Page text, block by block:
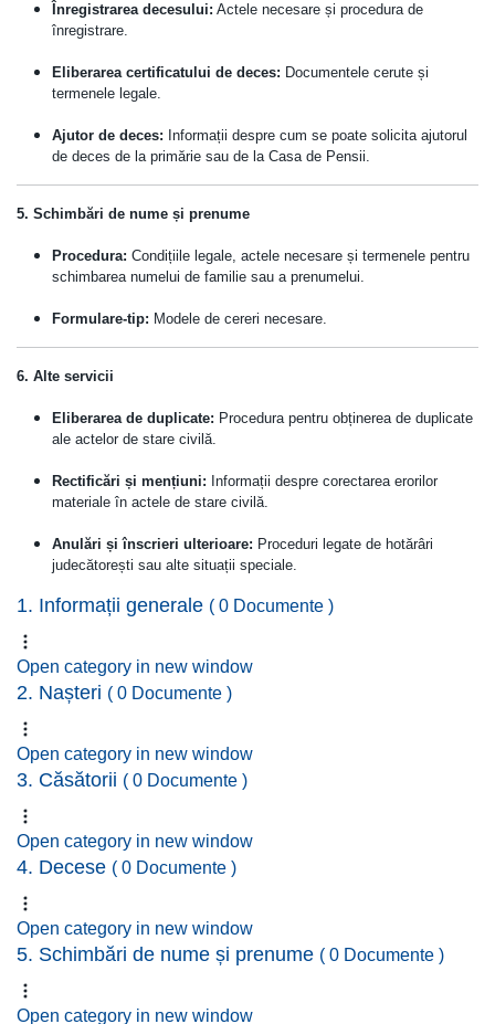
Înregistrarea decesului: Actele necesare și procedura de
înregistrare.
Eliberarea certificatului de deces: Documentele cerute și
termenele legale.
Ajutor de deces: Informații despre cum se poate solicita ajutorul
de deces de la primărie sau de la Casa de Pensii.
5. Schimbări de nume și prenume
Procedura: Condițiile legale, actele necesare și termenele pentru
schimbarea numelui de familie sau a prenumelui.
Formulare-tip: Modele de cereri necesare.
6. Alte servicii
Eliberarea de duplicate: Procedura pentru obținerea de duplicate
ale actelor de stare civilă.
Rectificări și mențiuni: Informații despre corectarea erorilor
materiale în actele de stare civilă.
Anulări și înscrieri ulterioare: Proceduri legate de hotărâri
judecătorești sau alte situații speciale.
1. Informații generale ( 0 Documente )
Open category in new window
2. Nașteri ( 0 Documente )
Open category in new window
3. Căsătorii ( 0 Documente )
Open category in new window
4. Decese ( 0 Documente )
Open category in new window
5. Schimbări de nume și prenume ( 0 Documente )
Open category in new window